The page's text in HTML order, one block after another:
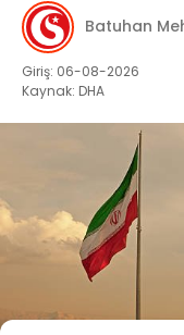
Batuhan
Giriş: 06-08-2026
Kaynak: DHA